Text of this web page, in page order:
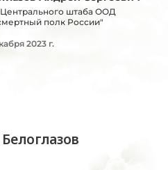
штаба ООД
полк России"
2023 г.